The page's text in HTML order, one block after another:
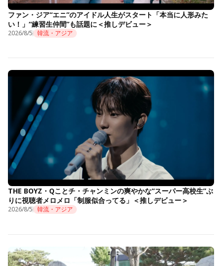
ファン・ジア“エニ”のアイドル人生がスタート「本当に人形みた
い！」“練習生仲間”も話題に＜推しデビュー＞
2026/8/5 韓流・アジア
THE BOYZ・Qことチ・チャンミンの爽やかな“スーパー高校生”ぶ
りに視聴者メロメロ「制服似合ってる」＜推しデビュー＞
2026/8/5 韓流・アジア